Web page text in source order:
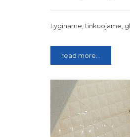
Lyginame, tinkuojame,
read more...